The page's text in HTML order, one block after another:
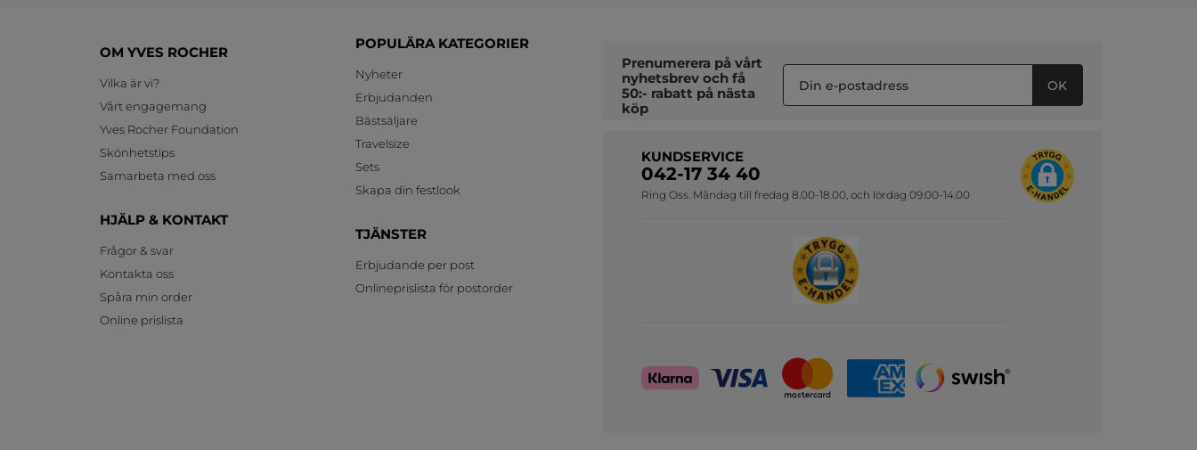
OM YVES ROCHER
Vilka är vi?
Vårt engagemang
Yves Rocher Foundation
Skönhetstips
Samarbeta med oss
HJÄLP & KONTAKT
Frågor & svar
Kontakta oss
Spåra min order
Online prislista
POPULÄRA KATEGORIER
Nyheter
Erbjudanden
Bästsäljare
Travelsize
Sets
Skapa din festlook
TJÄNSTER
Erbjudande per post
Onlineprislista för postorder
Prenumerera på vårt
nyhetsbrev och få
50:- rabatt på nästa
köp
OK
KUNDSERVICE
042-17 34 40
Ring Oss. Måndag till fredag 8.00-18.00, och lördag 09.00-14.00